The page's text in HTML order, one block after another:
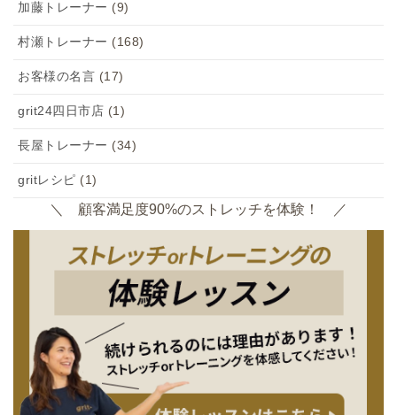
加藤トレーナー (9)
村瀬トレーナー (168)
お客様の名言 (17)
grit24四日市店 (1)
長屋トレーナー (34)
gritレシピ (1)
＼ 顧客満足度90%のストレッチを体験！ ／